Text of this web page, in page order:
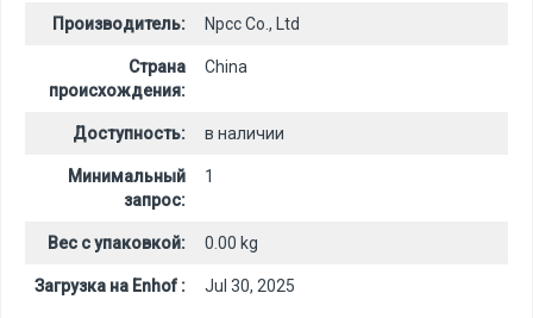
Производитель: Npcc Co., Ltd
Страна
происхождения:
China
Доступность: в наличии
Минимальный
запрос:
1
Вес с упаковкой: 0.00 kg
Загрузка на Enhof : Jul 30, 2025